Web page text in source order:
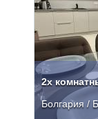
2х
Болгария /